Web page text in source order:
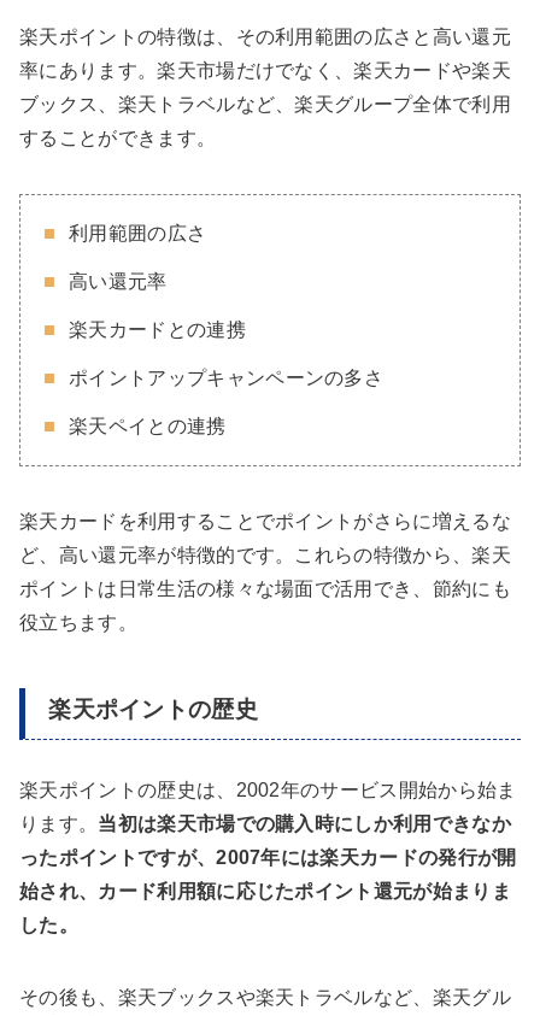
楽天ポイントの特徴は、その利用範囲の広さと高い還元
率にあります。楽天市場だけでなく、楽天カードや楽天
ブックス、楽天トラベルなど、楽天グループ全体で利用
することができます。
利用範囲の広さ
高い還元率
楽天カードとの連携
ポイントアップキャンペーンの多さ
楽天ペイとの連携
楽天カードを利用することでポイントがさらに増えるな
ど、高い還元率が特徴的です。これらの特徴から、楽天
ポイントは日常生活の様々な場面で活用でき、節約にも
役立ちます。
楽天ポイントの歴史
楽天ポイントの歴史は、2002年のサービス開始から始ま
ります。 当初は楽天市場での購入時にしか利用できなか
ったポイントですが、2007年には楽天カードの発行が開
始され、カード利用額に応じたポイント還元が始まりま
した。
その後も、楽天ブックスや楽天トラベルなど、楽天グル